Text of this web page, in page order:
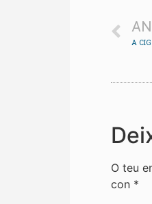
O teu
con *